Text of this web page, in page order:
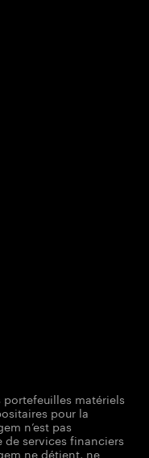
matériels
pour la
n’est pas
services financiers
ne détient, ne